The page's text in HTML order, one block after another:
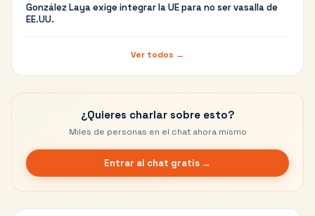
González Laya exige integrar la UE para no ser vasalla de
EE.UU.
Ver todos →
¿Quieres charlar sobre esto?
Miles de personas en el chat ahora mismo
Entrar al chat gratis →